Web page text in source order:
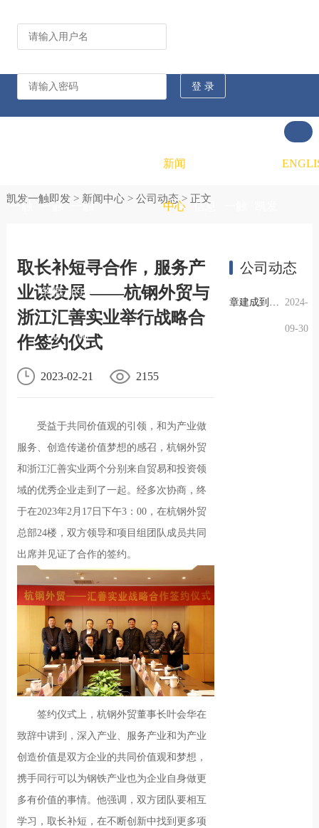
一触 一触
的概
况
一触
的文
化
新闻
中心 信息
凯发一触即发> 新闻中心> 公司动态> 正文
取长补短寻合作，服务产
业谋发展 ——杭钢外贸与
浙江汇善实业举行战略合
作签约仪式
2023-02-21 2155
受益于共同价值观的引领，和为产业做
服务、创造传递价值梦想的感召，杭钢外贸
和浙江汇善实业两个分别来自贸易和投资领
域的优秀企业走到了一起。经多次协商，终
于在2023年2月17日下午3：00，在杭钢外贸
总部24楼，双方领导和项目组团队成员共同
出席并见证了合作的签约。
签约仪式上，杭钢外贸董事长叶会华在
致辞中讲到，深入产业、服务产业和为产业
创造价值是双方企业的共同价值观和梦想，
携手同行可以为钢铁产业也为企业自身做更
多有价值的事情。他强调，双方团队要相互
学习，取长补短，在不断创新中找到更多项
公司动态
章建成到杭钢外贸开展工作调研 2024-
09-30